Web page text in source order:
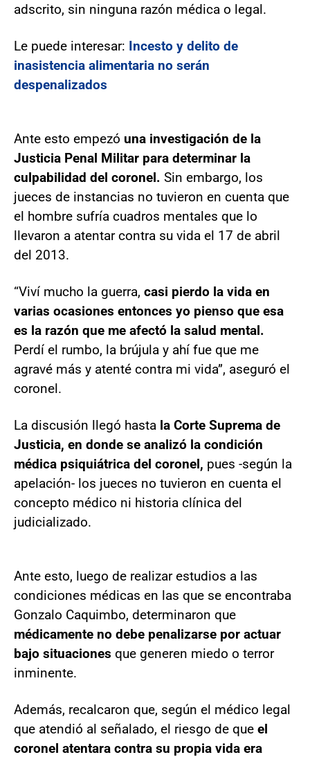
adscrito, sin ninguna razón médica o legal.
Le puede interesar: Incesto y delito de
inasistencia alimentaria no serán
despenalizados
Ante esto empezó una investigación de la
Justicia Penal Militar para determinar la
culpabilidad del coronel. Sin embargo, los
jueces de instancias no tuvieron en cuenta que
el hombre sufría cuadros mentales que lo
llevaron a atentar contra su vida el 17 de abril
del 2013.
“Viví mucho la guerra, casi pierdo la vida en
varias ocasiones entonces yo pienso que esa
es la razón que me afectó la salud mental.
Perdí el rumbo, la brújula y ahí fue que me
agravé más y atenté contra mi vida”, aseguró el
coronel.
La discusión llegó hasta la Corte Suprema de
Justicia, en donde se analizó la condición
médica psiquiátrica del coronel, pues -según la
apelación- los jueces no tuvieron en cuenta el
concepto médico ni historia clínica del
judicializado.
Ante esto, luego de realizar estudios a las
condiciones médicas en las que se encontraba
Gonzalo Caquimbo, determinaron que
médicamente no debe penalizarse por actuar
bajo situaciones que generen miedo o terror
inminente.
Además, recalcaron que, según el médico legal
que atendió al señalado, el riesgo de que el
coronel atentara contra su propia vida era